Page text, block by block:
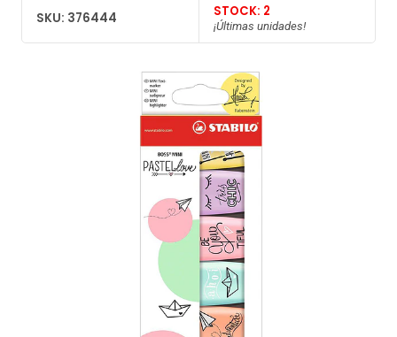
SKU: 376444 STOCK: 2
¡Últimas unidades!